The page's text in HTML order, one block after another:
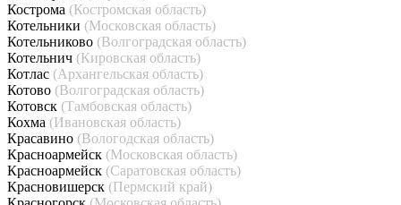
Кострома (Костромская область)
Котельники (Московская область)
Котельниково (Волгоградская область)
Котельнич (Кировская область)
Котлас (Архангельская область)
Котово (Волгоградская область)
Котовск (Тамбовская область)
Кохма (Ивановская область)
Красавино (Вологодская область)
Красноармейск (Московская область)
Красноармейск (Саратовская область)
Красновишерск (Пермский край)